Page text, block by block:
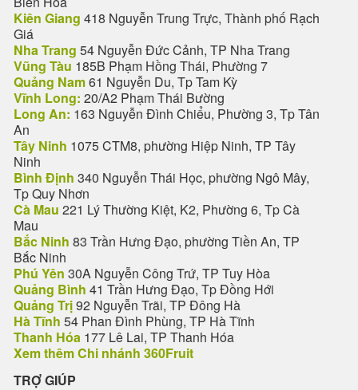
Kiên Giang 418 Nguyễn Trung Trực, Thành phố Rạch
Giá
Nha Trang 54 Nguyễn Đức Cảnh, TP Nha Trang
Vũng Tàu 185B Phạm Hồng Thái, Phường 7
Quảng Nam61 Nguyễn Du, Tp Tam Kỳ
Vĩnh Long: 20/A2 Phạm Thái Bường
Long An: 163 Nguyễn Đình Chiểu, Phường 3, Tp Tân
An
Tây Ninh 1075 CTM8, phường Hiệp Ninh, TP Tây
Ninh
Bình Định 340 Nguyễn Thái Học, phường Ngô Mây,
Tp Quy Nhơn
Cà Mau 221 Lý Thường Kiệt, K2, Phường 6, Tp Cà
Mau
Bắc Ninh 83 Trần Hưng Đạo, phường Tiền An, TP
Bắc Ninh
Phú Yên 30A Nguyễn Công Trứ, TP Tuy Hòa
Quảng Bình 41 Trần Hưng Đạo, Tp Đồng Hới
Quảng Trị92 Nguyễn Trãi, TP Đông Hà
Hà Tĩnh 54 Phan Đình Phùng, TP Hà Tĩnh
Thanh Hóa 177 Lê Lai, TP Thanh Hóa
Xem thêm Chi nhánh 360Fruit
TRỢ GIÚP